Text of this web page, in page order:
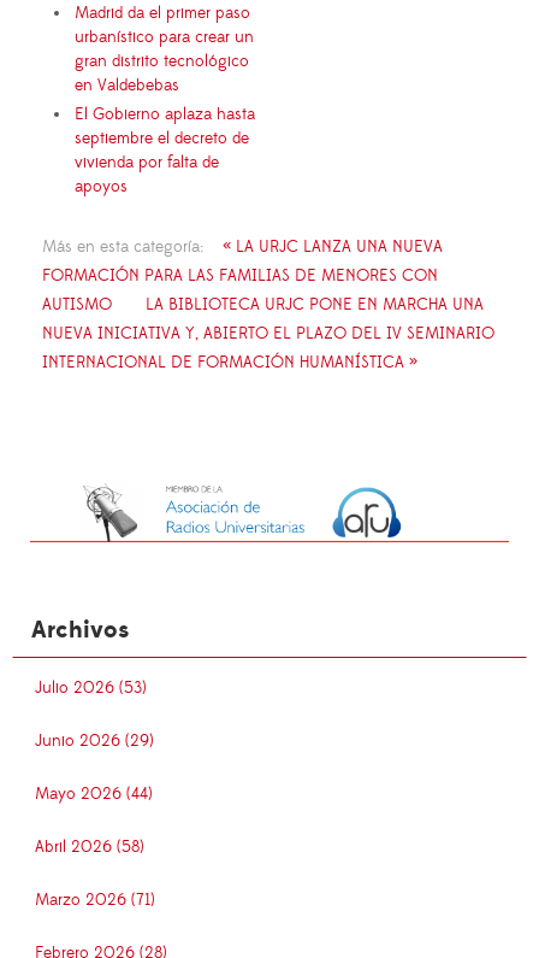
Madrid da el primer paso
urbanístico para crear un
gran distrito tecnológico
en Valdebebas
El Gobierno aplaza hasta
septiembre el decreto de
vivienda por falta de
apoyos
Más en esta categoría:
« LA URJC LANZA UNA NUEVA
FORMACIÓN PARA LAS FAMILIAS DE MENORES CON
AUTISMO
LA BIBLIOTECA URJC PONE EN MARCHA UNA
NUEVA INICIATIVA Y, ABIERTO EL PLAZO DEL IV SEMINARIO
INTERNACIONAL DE FORMACIÓN HUMANÍSTICA »
Archivos
Julio 2026 (53)
Junio 2026 (29)
Mayo 2026 (44)
Abril 2026 (58)
Marzo 2026 (71)
Febrero 2026 (28)